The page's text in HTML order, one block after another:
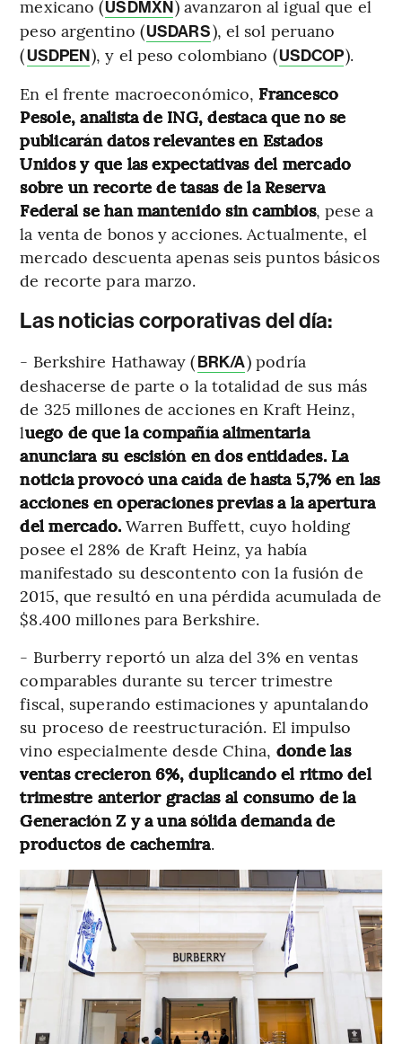
mexicano (USDMXN) avanzaron al igual que el
peso argentino (USDARS), el sol peruano
(USDPEN), y el peso colombiano (USDCOP).
En el frente macroeconómico, Francesco
Pesole, analista de ING, destaca que no se
publicarán datos relevantes en Estados
Unidos y que las expectativas del mercado
sobre un recorte de tasas de la Reserva
Federal se han mantenido sin cambios, pese a
la venta de bonos y acciones. Actualmente, el
mercado descuenta apenas seis puntos básicos
de recorte para marzo.
Las noticias corporativas del día:
- Berkshire Hathaway (BRK/A) podría
deshacerse de parte o la totalidad de sus más
de 325 millones de acciones en Kraft Heinz,
luego de que la compañía alimentaria
anunciara su escisión en dos entidades. La
noticia provocó una caída de hasta 5,7% en las
acciones en operaciones previas a la apertura
del mercado. Warren Buffett, cuyo holding
posee el 28% de Kraft Heinz, ya había
manifestado su descontento con la fusión de
2015, que resultó en una pérdida acumulada de
$8.400 millones para Berkshire.
- Burberry reportó un alza del 3% en ventas
comparables durante su tercer trimestre
fiscal, superando estimaciones y apuntalando
su proceso de reestructuración. El impulso
vino especialmente desde China, donde las
ventas crecieron 6%, duplicando el ritmo del
trimestre anterior gracias al consumo de la
Generación Z y a una sólida demanda de
productos de cachemira.